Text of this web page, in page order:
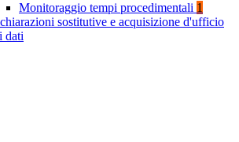
Monitoraggio tempi procedimentali 1
sostitutive e acquisizione d'ufficio
dati